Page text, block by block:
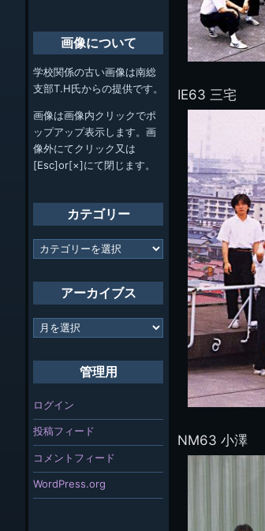
IE63 三宅
NM63 小澤
画像について
学校関係の古い画像は南総
支部T.H氏からの提供です。
画像は画像内クリックでポ
ップアップ表示します。画
像外にてクリック又は
[Esc]or[×]にて閉じます。
カテゴリー
カ
テ
ー
アーカイブス
ア
ー
管理用
ログイン
投稿フィード
コメントフィード
WordPress.org